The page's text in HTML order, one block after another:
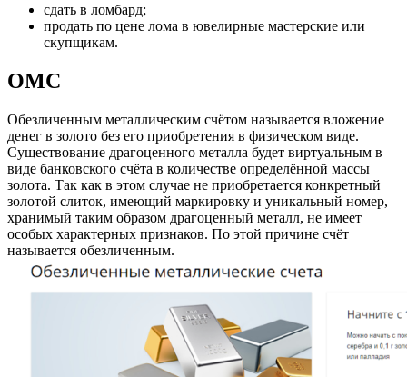
сдать в ломбард;
продать по цене лома в ювелирные мастерские или
скупщикам.
ОМС
Обезличенным металлическим счётом называется вложение
денег в золото без его приобретения в физическом виде.
Существование драгоценного металла будет виртуальным в
виде банковского счёта в количестве определённой массы
золота. Так как в этом случае не приобретается конкретный
золотой слиток, имеющий маркировку и уникальный номер,
хранимый таким образом драгоценный металл, не имеет
особых характерных признаков. По этой причине счёт
называется обезличенным.